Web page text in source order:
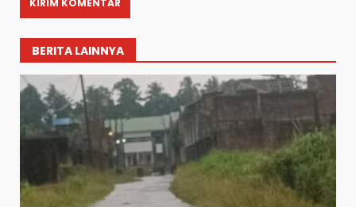
BERITA LAINNYA